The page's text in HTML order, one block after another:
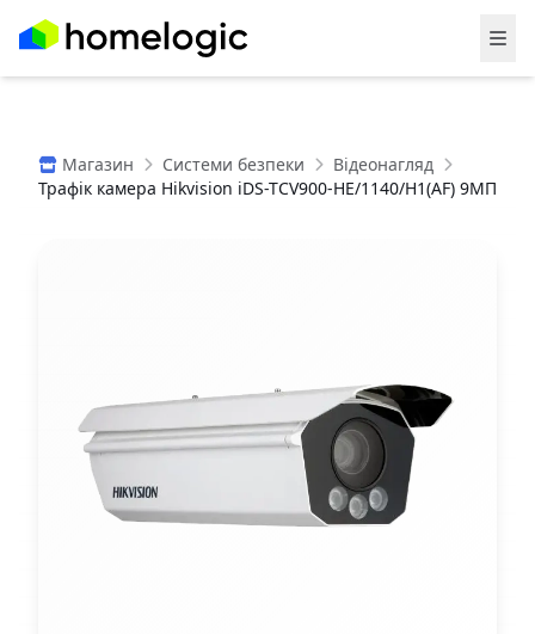
Магазин Системи безпеки
Відеонагляд
Трафік камера Hikvision iDS-TCV900-HE/1140/H1(AF) 9МП